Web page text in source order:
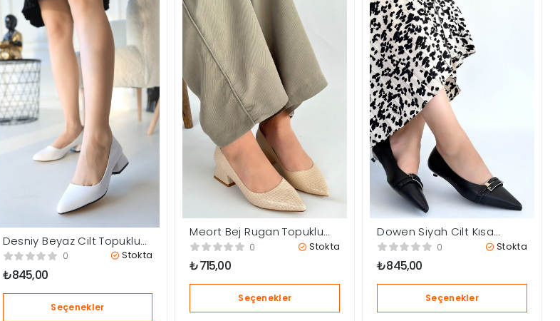
Desniy Beyaz Cilt Topuklu
Ayakkabı
0 Stokta
₺845,00
Seçenekler
Meort Bej Rugan Topuklu
Ayakkabı
0 Stokta
₺715,00
Seçenekler
Dowen Siyah Cilt Kısa
Topuklu Ayakkabı
0 Stokta
₺845,00
Seçenekler